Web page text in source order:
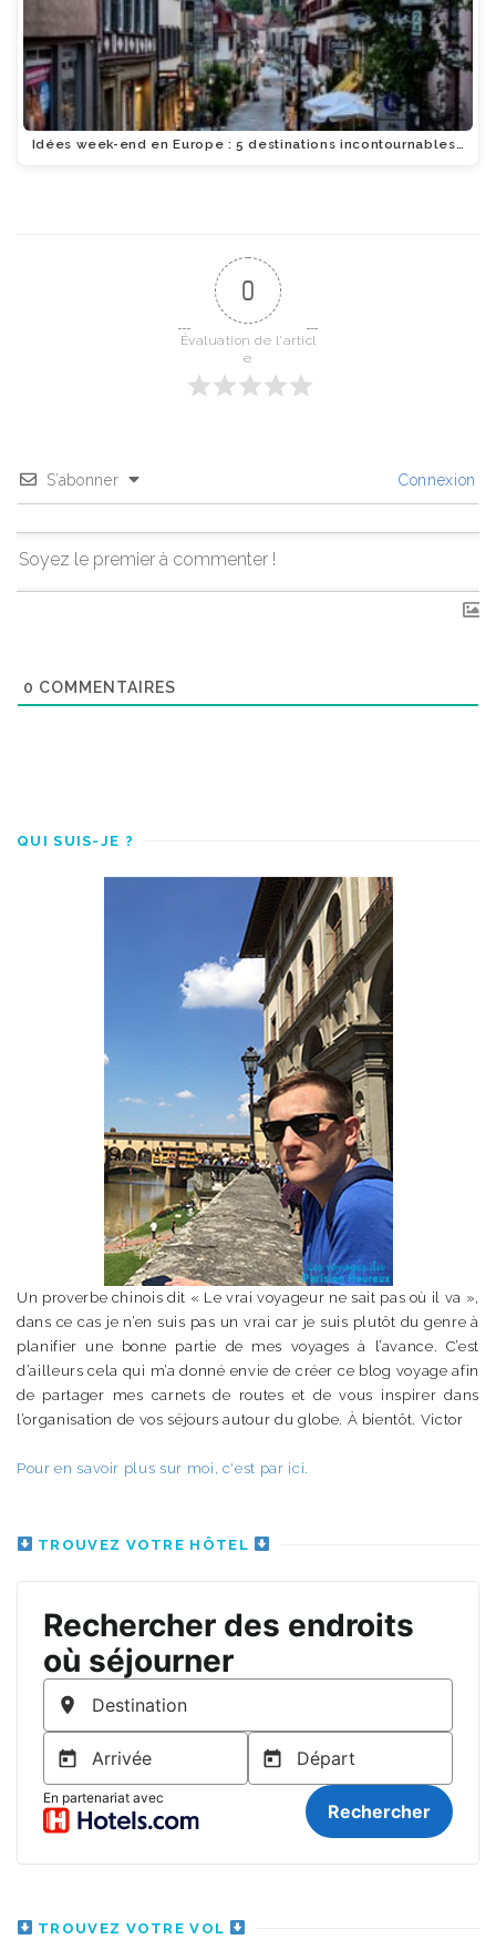
Idées week-end en Europe : 5 destinations incontournables…
0
Évaluation de l'articl
e
S’abonner Connexion
0 COMMENTAIRES
QUI SUIS-JE ?
Un proverbe chinois dit « Le vrai voyageur ne sait pas où il va »,
dans ce cas je n’en suis pas un vrai car je suis plutôt du genre à
planifier une bonne partie de mes voyages à l’avance. C’est
d’ailleurs cela qui m’a donné envie de créer ce blog voyage afin
de partager mes carnets de routes et de vous inspirer dans
l’organisation de vos séjours autour du globe. À bientôt. Victor
Pour en savoir plus sur moi, c'est par ici.
TROUVEZ VOTRE HÔTEL
TROUVEZ VOTRE VOL